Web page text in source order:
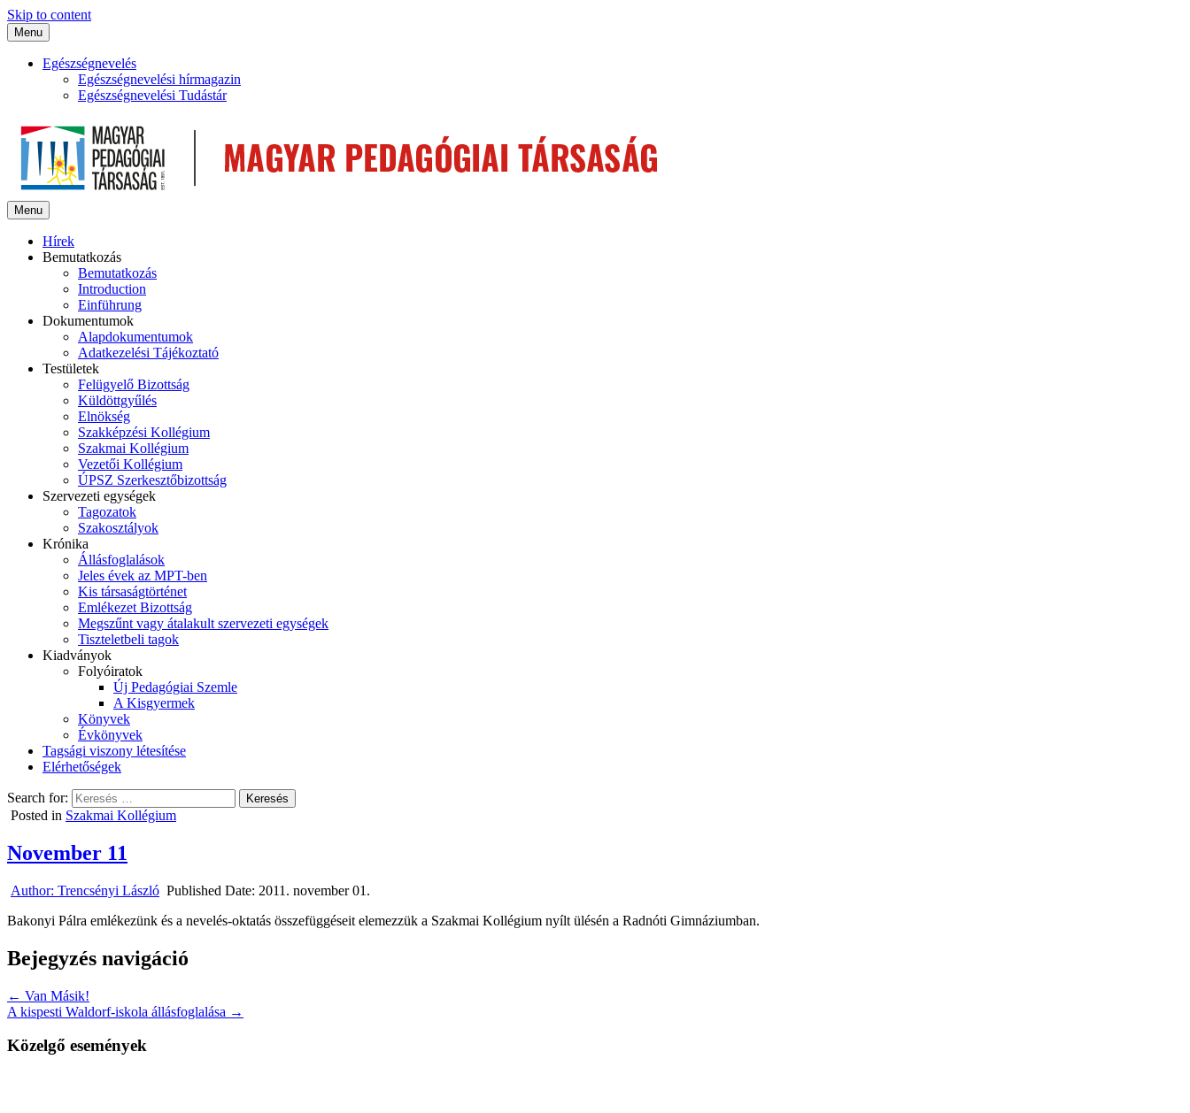
Skip to content
Menu
Egészségnevelés
Egészségnevelési hírmagazin
Egészségnevelési Tudástár
Menu
Hírek
Bemutatkozás
Bemutatkozás
Introduction
Einführung
Dokumentumok
Alapdokumentumok
Adatkezelési Tájékoztató
Testületek
Felügyelő Bizottság
Küldöttgyűlés
Elnökség
Szakképzési Kollégium
Szakmai Kollégium
Vezetői Kollégium
ÚPSZ Szerkesztőbizottság
Szervezeti egységek
Tagozatok
Szakosztályok
Krónika
Állásfoglalások
Jeles évek az MPT-ben
Kis társaságtörténet
Emlékezet Bizottság
Megszűnt vagy átalakult szervezeti egységek
Tiszteletbeli tagok
Kiadványok
Folyóiratok
Új Pedagógiai Szemle
A Kisgyermek
Könyvek
Évkönyvek
Tagsági viszony létesítése
Elérhetőségek
Search for:
Posted in Szakmai Kollégium
November 11
Author: Trencsényi László Published Date: 2011. november 01.
Bakonyi Pálra emlékezünk és a nevelés-oktatás összefüggéseit elemezzük a Szakmai Kollégium nyílt ülésén a Radnóti Gimnáziumban.
Bejegyzés navigáció
← Van Másik!
A kispesti Waldorf-iskola állásfoglalása →
Közelgő események